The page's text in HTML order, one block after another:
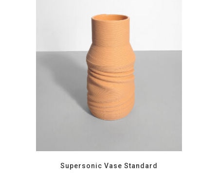
Supersonic Vase Standard